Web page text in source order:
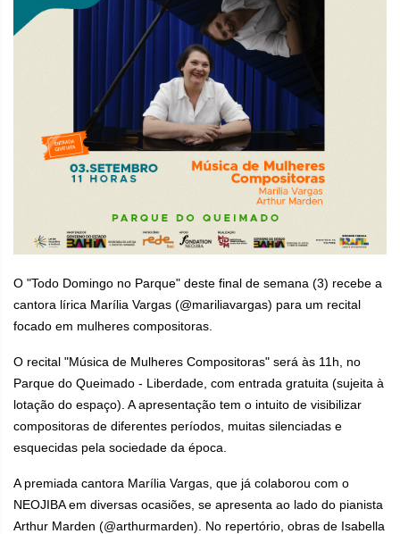
O "Todo Domingo no Parque" deste final de semana (3) recebe a
cantora lírica Marília Vargas (@mariliavargas) para um recital
focado em mulheres compositoras.
O recital "Música de Mulheres Compositoras" será às 11h, no
Parque do Queimado - Liberdade, com entrada gratuita (sujeita à
lotação do espaço). A apresentação tem o intuito de visibilizar
compositoras de diferentes períodos, muitas silenciadas e
esquecidas pela sociedade da época.
A premiada cantora Marília Vargas, que já colaborou com o
NEOJIBA em diversas ocasiões, se apresenta ao lado do pianista
Arthur Marden (@arthurmarden). No repertório, obras de Isabella